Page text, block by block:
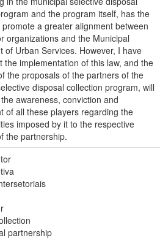
and the program itself, has the
a greater alignment between
organizations and the Municipal
of Urban Services. However, I have
the implementation of this law, and the
the proposals of the partners of the
disposal collection program, will
awareness, conviction and
of all these players regarding the
imposed by it to the respective
the partnership.
partnership